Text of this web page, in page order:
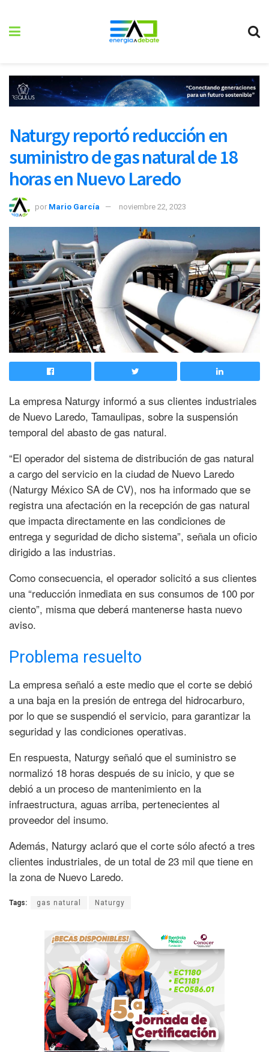
Naturgy reportó reducción en
suministro de gas natural de 18
horas en Nuevo Laredo
por Mario García noviembre 22, 2023
La empresa Naturgy informó a sus clientes industriales
de Nuevo Laredo, Tamaulipas, sobre la suspensión
temporal del abasto de gas natural.
“El operador del sistema de distribución de gas natural
a cargo del servicio en la ciudad de Nuevo Laredo
(Naturgy México SA de CV), nos ha informado que se
registra una afectación en la recepción de gas natural
que impacta directamente en las condiciones de
entrega y seguridad de dicho sistema”, señala un oficio
dirigido a las industrias.
Como consecuencia, el operador solicitó a sus clientes
una “reducción inmediata en sus consumos de 100 por
ciento”, misma que deberá mantenerse hasta nuevo
aviso.
Problema resuelto
La empresa señaló a este medio que el corte se debió
a una baja en la presión de entrega del hidrocarburo,
por lo que se suspendió el servicio, para garantizar la
seguridad y las condiciones operativas.
En respuesta, Naturgy señaló que el suministro se
normalizó 18 horas después de su inicio, y que se
debió a un proceso de mantenimiento en la
infraestructura, aguas arriba, pertenecientes al
proveedor del insumo.
Además, Naturgy aclaró que el corte sólo afectó a tres
clientes industriales, de un total de 23 mil que tiene en
la zona de Nuevo Laredo.
Tags: gas natural Naturgy